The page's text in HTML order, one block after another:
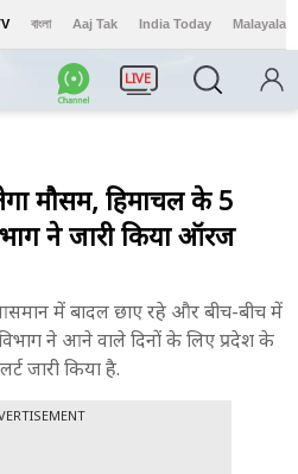
বাংলা Aaj Tak India Today Malayalam
LIVE
मौसम, हिमाचल के 5
ने जारी किया ऑरेंज
में बादल छाए रहे और बीच-बीच में
विभाग ने आने वाले दिनों के लिए प्रदेश के
जारी किया है.